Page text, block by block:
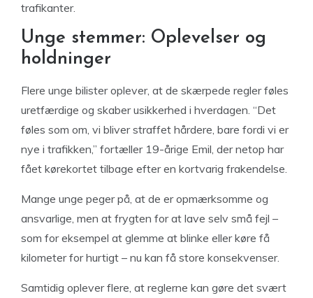
trafikanter.
Unge stemmer: Oplevelser og
holdninger
Flere unge bilister oplever, at de skærpede regler føles
uretfærdige og skaber usikkerhed i hverdagen. “Det
føles som om, vi bliver straffet hårdere, bare fordi vi er
nye i trafikken,” fortæller 19-årige Emil, der netop har
fået kørekortet tilbage efter en kortvarig frakendelse.
Mange unge peger på, at de er opmærksomme og
ansvarlige, men at frygten for at lave selv små fejl –
som for eksempel at glemme at blinke eller køre få
kilometer for hurtigt – nu kan få store konsekvenser.
Samtidig oplever flere, at reglerne kan gøre det svært